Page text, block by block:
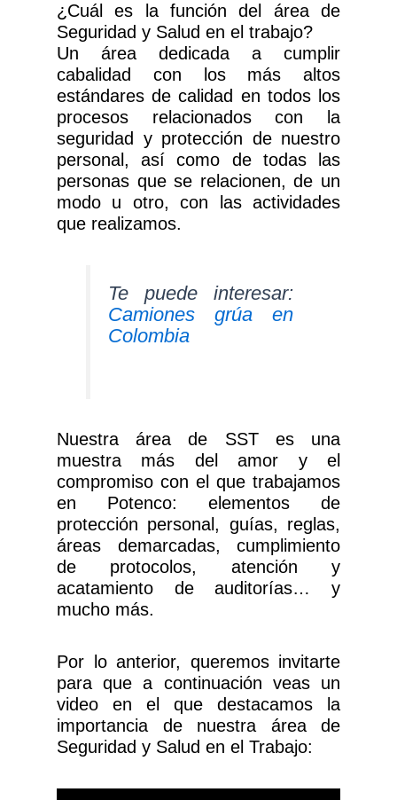
¿Cuál es la función del área de
Seguridad y Salud en el trabajo?
Un área dedicada a cumplir
cabalidad con los más altos
estándares de calidad en todos los
procesos relacionados con la
seguridad y protección de nuestro
personal, así como de todas las
personas que se relacionen, de un
modo u otro, con las actividades
que realizamos.
Te puede interesar:
Camiones grúa en
Colombia
Nuestra área de SST es una
muestra más del amor y el
compromiso con el que trabajamos
en Potenco: elementos de
protección personal, guías, reglas,
áreas demarcadas, cumplimiento
de protocolos, atención y
acatamiento de auditorías… y
mucho más.
Por lo anterior, queremos invitarte
para que a continuación veas un
video en el que destacamos la
importancia de nuestra área de
Seguridad y Salud en el Trabajo: